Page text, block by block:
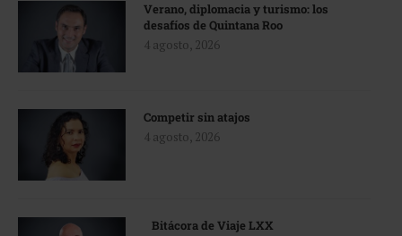
Verano, diplomacia y turismo: los
desafíos de Quintana Roo
4 agosto, 2026
Competir sin atajos
4 agosto, 2026
Bitácora de Viaje LXX